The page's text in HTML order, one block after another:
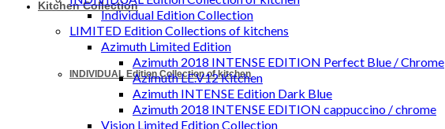
Kitchen Collection
INDIVIDUAL Edition Collection of kitchen
Individual Edition Collection
LIMITED Edition Collections of kitchens
Azimuth Limited Edition
Azimuth 2018 INTENSE EDITION Perfect Blue / Chrome
Azimuth LE.V12 Kitchen
Azimuth INTENSE Edition Dark Blue
Azimuth 2018 INTENSE EDITION cappuccino / chrome
Vision Limited Edition Collection